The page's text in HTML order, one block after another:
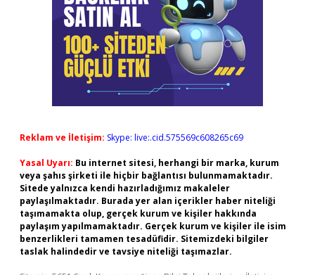
Reklam ve İletişim: Skype: live:.cid.575569c608265c69
Yasal Uyarı: Bu internet sitesi, herhangi bir marka, kurum
veya şahıs şirketi ile hiçbir bağlantısı bulunmamaktadır.
Sitede yalnızca kendi hazırladığımız makaleler
paylaşılmaktadır. Burada yer alan içerikler haber niteliği
taşımamakta olup, gerçek kurum ve kişiler hakkında
paylaşım yapılmamaktadır. Gerçek kurum ve kişiler ile isim
benzerlikleri tamamen tesadüfidir. Sitemizdeki bilgiler
taslak halindedir ve tavsiye niteliği taşımazlar.